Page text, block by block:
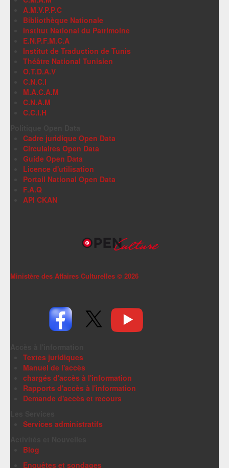
A.M.V.P.P.C
Bibliothèque Nationale
Institut National du Patrimoine
E.N.P.F.M.C.A
Institut de Traduction de Tunis
Théâtre National Tunisien
O.T.D.A.V
C.N.C.I
M.A.C.A.M
C.N.A.M
C.C.I.H
Cadre juridique Open Data
Circulaires Open Data
Guide Open Data
Licence d'utilisation
Portail National Open Data
F.A.Q
API CKAN
Ministère des Affaires Culturelles © 2026
Textes juridiques
Manuel de l'accès
chargés d'accès à l'information
Rapports d'accès à l'information
Demande d'accès et recours
Services administratifs
Blog
Enquêtes et sondages